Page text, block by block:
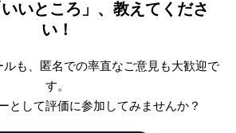
いところ」、教えてくださ
い！
も、匿名での率直なご意見も大歓迎で
す。
として評価に参加してみませんか？